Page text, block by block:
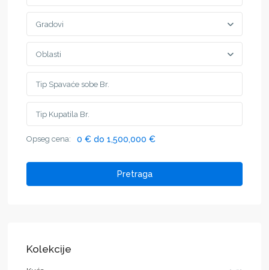
Gradovi
Oblasti
Opseg cena: 0 € do 1,500,000 €
Pretraga
Kolekcije